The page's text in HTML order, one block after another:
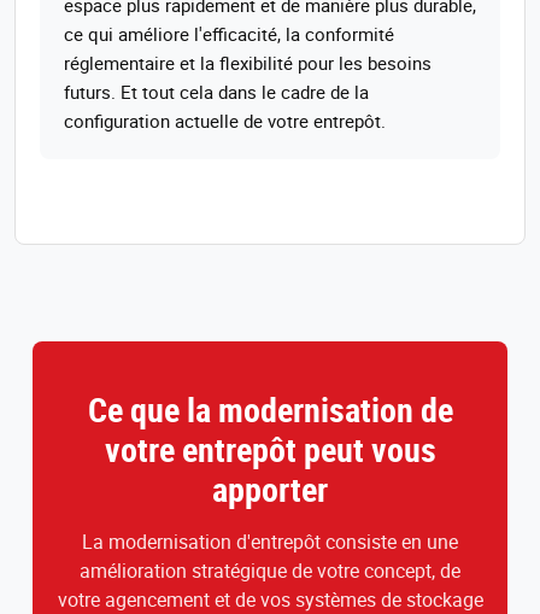
espace plus rapidement et de manière plus durable,
ce qui améliore l'efficacité, la conformité
réglementaire et la flexibilité pour les besoins
futurs. Et tout cela dans le cadre de la
configuration actuelle de votre entrepôt.
Ce que la modernisation de
votre entrepôt peut vous
apporter
La modernisation d'entrepôt consiste en une
amélioration stratégique de votre concept, de
votre agencement et de vos systèmes de stockage